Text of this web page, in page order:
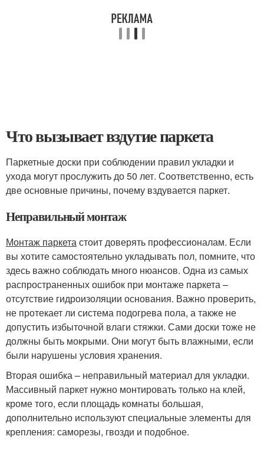
Что вызывает вздутие паркета
Паркетные доски при соблюдении правил укладки и
ухода могут прослужить до 50 лет. Соответственно, есть
две основные причины, почему вздувается паркет.
Неправильный монтаж
Монтаж паркетастоит доверять профессионалам. Если
вы хотите самостоятельно укладывать пол, помните, что
здесь важно соблюдать много нюансов. Одна из самых
распространенных ошибок при монтаже паркета –
отсутствие гидроизоляции основания. Важно проверить,
не протекает ли система подогрева пола, а также не
допустить избыточной влаги стяжки. Сами доски тоже не
должны быть мокрыми. Они могут быть влажными, если
были нарушены условия хранения.
Вторая ошибка – неправильный материал для укладки.
Массивный паркет нужно монтировать только на клей,
кроме того, если площадь комнаты большая,
дополнительно используют специальные элементы для
крепления: саморезы, гвозди и подобное.